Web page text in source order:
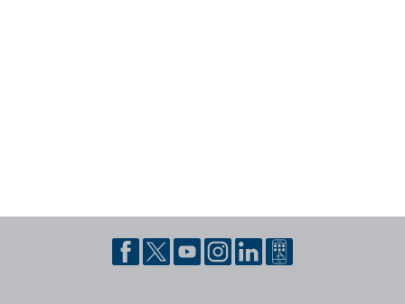
Pie de página con información de contacto, redes sociales y datos